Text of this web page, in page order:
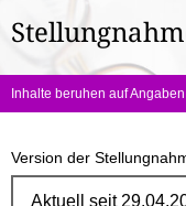
hier:
Inhalte beruhen auf
Version der